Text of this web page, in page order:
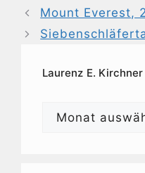
Mount Everest,
Laurenz E.
Laurenz